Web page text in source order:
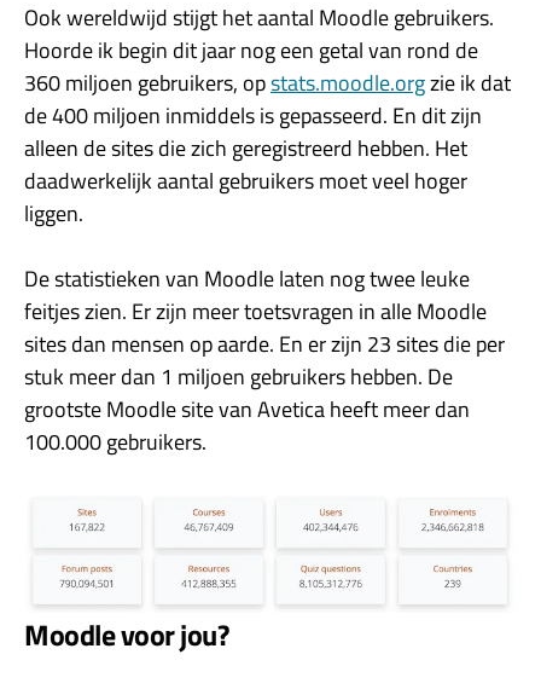
Ook wereldwijd stijgt het aantal Moodle gebruikers.
Hoorde ik begin dit jaar nog een getal van rond de
360 miljoen gebruikers, opstats.moodle.orgzie ik dat
de 400 miljoen inmiddels is gepasseerd. En dit zijn
alleen de sites die zich geregistreerd hebben. Het
daadwerkelijk aantal gebruikers moet veel hoger
liggen.
De statistieken van Moodle laten nog twee leuke
feitjes zien. Er zijn meer toetsvragen in alle Moodle
sites dan mensen op aarde. En er zijn 23 sites die per
stuk meer dan 1 miljoen gebruikers hebben. De
grootste Moodle site van Avetica heeft meer dan
100.000 gebruikers.
Moodle voor jou?